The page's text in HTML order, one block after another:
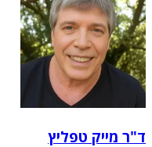
ד"ר מייק טפליץ